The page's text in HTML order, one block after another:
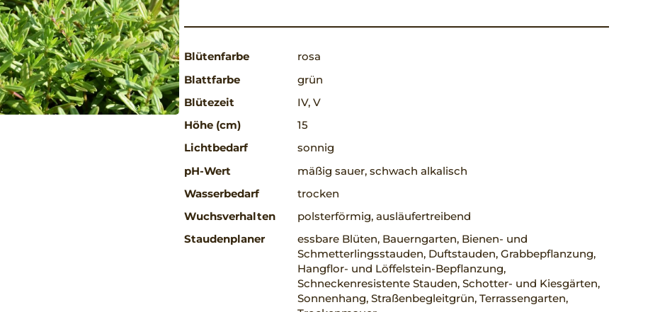
Blütenfarbe
rosa
Blattfarbe
grün
Blütezeit
IV, V
Höhe (cm)
15
Lichtbedarf
sonnig
pH-Wert
mäßig sauer, schwach alkalisch
Wasserbedarf
trocken
Wuchsverhalten
polsterförmig, ausläufertreibend
Staudenplaner
essbare Blüten, Bauerngarten, Bienen- und
Schmetterlingsstauden, Duftstauden, Grabbepflanzung,
Hangflor- und Löffelstein-Bepflanzung,
Schneckenresistente Stauden, Schotter- und Kiesgärten,
Sonnenhang, Straßenbegleitgrün, Terrassengarten,